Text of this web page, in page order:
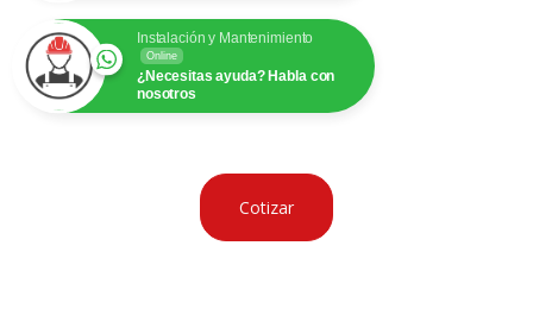
Instalación y Mantenimiento
Online
¿Necesitas ayuda? Habla con
nosotros
Cotizar